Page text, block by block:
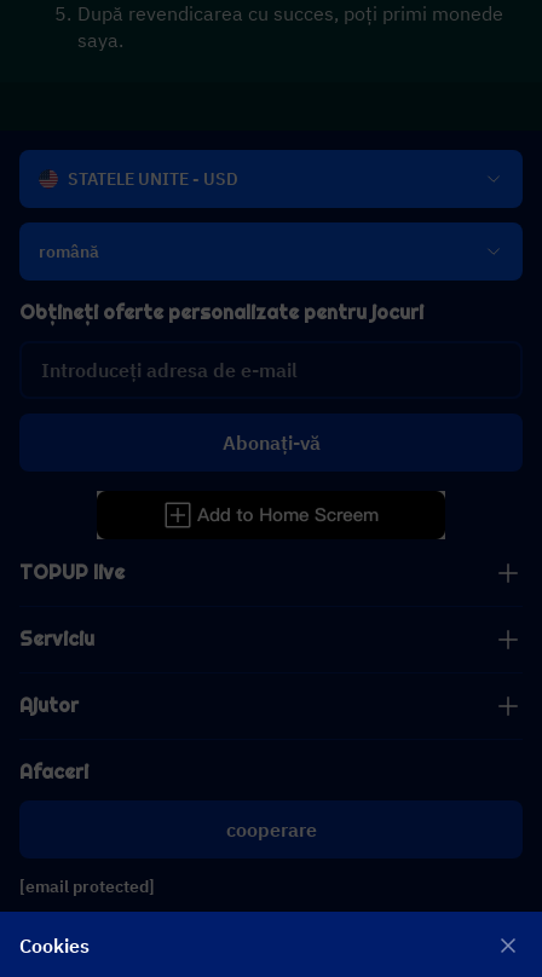
După revendicarea cu succes, poți primi monede
saya.
STATELE UNITE - USD
română
TOPUP live
Serviciu
Ajutor
Afaceri
cooperare
[email protected]
Obțineți oferte personalizate pentru jocuri
Abonați-vă
Cookies